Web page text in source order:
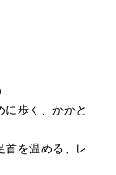
歩く、かかと
首を温める、レ